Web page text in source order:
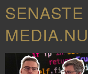
MEDIA.NU